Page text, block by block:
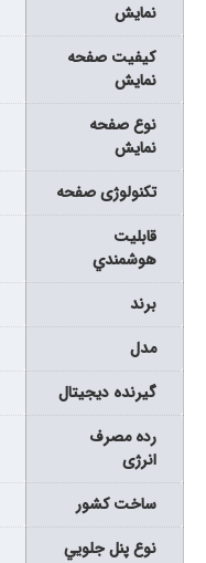
نمايش
كيفيت صفحه
نمايش
نوع صفحه
نمايش
تکنولوژی صفحه
قابليت
هوشمندي
برند
مدل
گیرنده دیجیتال
رده مصرف
انرژی
ساخت کشور
نوع پنل جلويي